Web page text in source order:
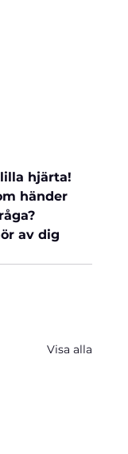
hjärta!
händer
av dig
Visa alla